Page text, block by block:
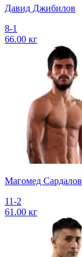
Давид Джибилов
8-1
66.00 кг
Магомед Сардалов
11-2
61.00 кг